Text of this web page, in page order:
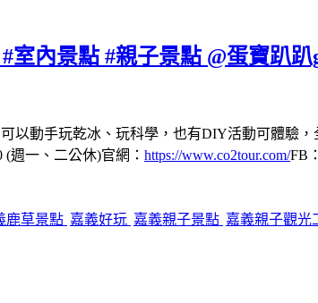
內景點 #親子景點 @蛋寶趴趴
動手玩乾冰、玩科學，也有DIY活動可體驗
週一、二公休)官網： https://www.co2tour.com/FB：
鹿草景點 嘉義好玩 嘉義親子景點 嘉義親子觀光